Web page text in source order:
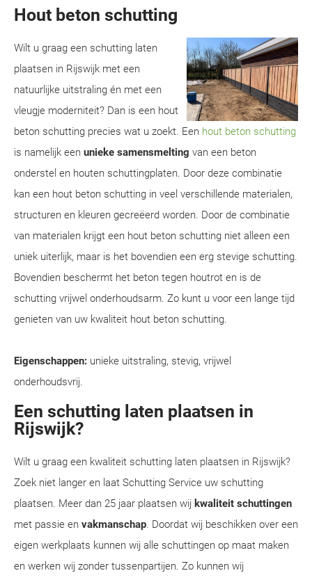
Hout beton schutting
Wilt u graag een schutting laten
plaatsen in Rijswijk met een
natuurlijke uitstraling én met een
vleugje moderniteit? Dan is een hout
beton schutting precies wat u zoekt. Een hout beton schutting
is namelijk een unieke samensmelting van een beton
onderstel en houten schuttingplaten. Door deze combinatie
kan een hout beton schutting in veel verschillende materialen,
structuren en kleuren gecreëerd worden. Door de combinatie
van materialen krijgt een hout beton schutting niet alleen een
uniek uiterlijk, maar is het bovendien een erg stevige schutting.
Bovendien beschermt het beton tegen houtrot en is de
schutting vrijwel onderhoudsarm. Zo kunt u voor een lange tijd
genieten van uw kwaliteit hout beton schutting.
Eigenschappen: unieke uitstraling, stevig, vrijwel
onderhoudsvrij.
Een schutting laten plaatsen in
Rijswijk?
Wilt u graag een kwaliteit schutting laten plaatsen in Rijswijk?
Zoek niet langer en laat Schutting Service uw schutting
plaatsen. Meer dan 25 jaar plaatsen wij kwaliteit schuttingen
met passie en vakmanschap. Doordat wij beschikken over een
eigen werkplaats kunnen wij alle schuttingen op maat maken
en werken wij zonder tussenpartijen. Zo kunnen wij